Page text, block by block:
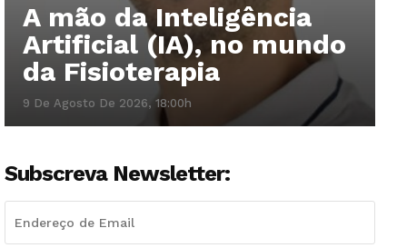
A mão da Inteligência
Artificial (IA), no mundo
da Fisioterapia
9 De Agosto De 2026, 18:00h
Subscreva Newsletter: